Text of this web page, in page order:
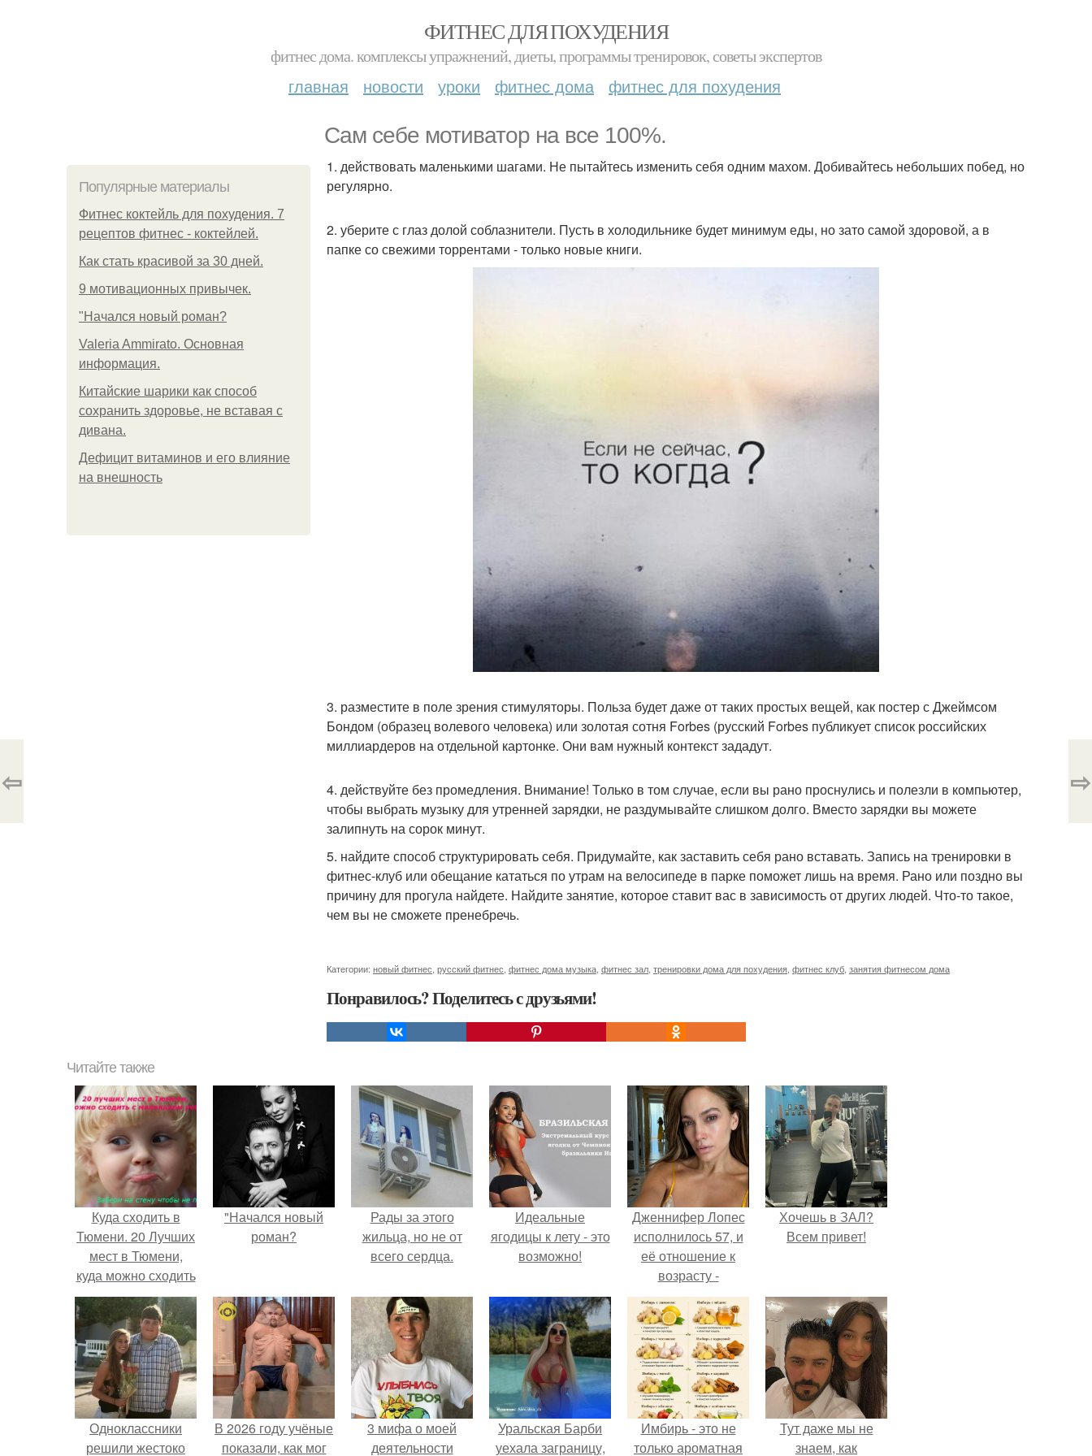
ФИТНЕС ДЛЯ ПОХУДЕНИЯ
фитнес дома. комплексы упражнений, диеты, программы тренировок, советы экспертов
главная новости уроки фитнес дома фитнес для похудения
Сам себе мотиватор на все 100%.
Популярные материалы
Фитнес коктейль для похудения. 7
рецептов фитнес - коктейлей.
Как стать красивой за 30 дней.
9 мотивационных привычек.
"Начался новый роман?
Valeria Ammirato. Основная
информация.
Китайские шарики как способ
сохранить здоровье, не вставая с
дивана.
Дефицит витаминов и его влияние
на внешность
1. действовать маленькими шагами. Не пытайтесь изменить себя одним махом. Добивайтесь небольших побед, но
регулярно.
2. уберите с глаз долой соблазнители. Пусть в холодильнике будет минимум еды, но зато самой здоровой, а в
папке со свежими торрентами - только новые книги.
3. разместите в поле зрения стимуляторы. Польза будет даже от таких простых вещей, как постер с Джеймсом
Бондом (образец волевого человека) или золотая сотня Forbes (русский Forbes публикует список российских
миллиардеров на отдельной картонке. Они вам нужный контекст зададут.
4. действуйте без промедления. Внимание! Только в том случае, если вы рано проснулись и полезли в компьютер,
чтобы выбрать музыку для утренней зарядки, не раздумывайте слишком долго. Вместо зарядки вы можете
залипнуть на сорок минут.
5. найдите способ структурировать себя. Придумайте, как заставить себя рано вставать. Запись на тренировки в
фитнес-клуб или обещание кататься по утрам на велосипеде в парке поможет лишь на время. Рано или поздно вы
причину для прогула найдете. Найдите занятие, которое ставит вас в зависимость от других людей. Что-то такое,
чем вы не сможете пренебречь.
Категории: новый фитнес русский фитнес фитнес дома музыка фитнес зал тренировки дома для похудения фитнес клуб занятия фитнесом дома
Понравилось? Поделитесь с друзьями!
⇦ ⇨
Читайте также
Куда сходить в
Тюмени. 20 Лучших
мест в Тюмени,
куда можно сходить
с маленьким
ребенком
"Начался новый
роман?
Рады за этого
жильца, но не от
всего сердца.
Идеальные
ягодицы к лету - это
возможно!
Дженнифер Лопес
исполнилось 57, и
её отношение к
возрасту -
настоящий
манифест
уверенности: "не
говорите, что я
отлично выгляжу
для 57.
Хочешь в ЗАЛ?
Всем привет!
Одноклассники
решили жестоко
В 2026 году учёные
показали, как мог
3 мифа о моей
деятельности
Уральская Барби
уехала заграницу,
Имбирь - это не
только ароматная
Тут даже мы не
знаем, как